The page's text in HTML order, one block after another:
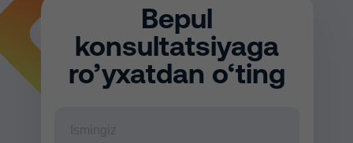
Bepul
konsultatsiyaga
ro’yxatdan o‘ting